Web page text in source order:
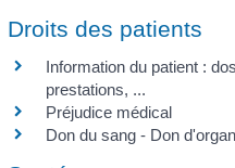
Droits des patients
Information du patient :
prestations, ...
Préjudice médical
Don du sang - Don